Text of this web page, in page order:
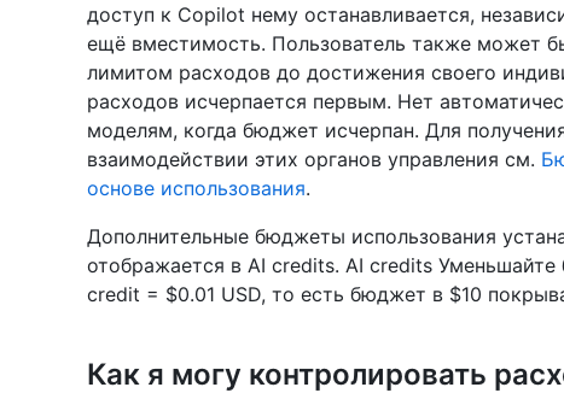
доступ к Copilot нему останавливается,
ещё вместимость. Пользователь также может
лимитом расходов до достижения своего
расходов исчерпается первым. Нет
моделям, когда бюджет исчерпан. Для
взаимодействии этих органов управления см.
основе использования.
Дополнительные бюджеты использования
отображается в AI credits. AI credits
credit = $0.01 USD, то есть бюджет в $10
Как я могу контролировать